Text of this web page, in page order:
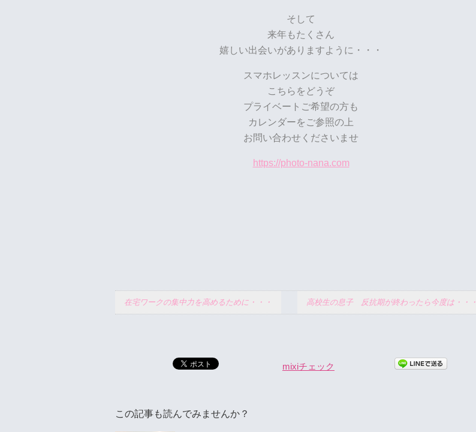
そして
来年もたくさん
嬉しい出会いがありますように・・・
スマホレッスンについては
こちらをどうぞ
プライベートご希望の方も
カレンダーをご参照の上
お問い合わせくださいませ
https://photo-nana.com
在宅ワークの集中力を高めるために・・・ 高校生の息子 反抗期が終わったら今度は・・・
mixiチェック
この記事も読んでみませんか？